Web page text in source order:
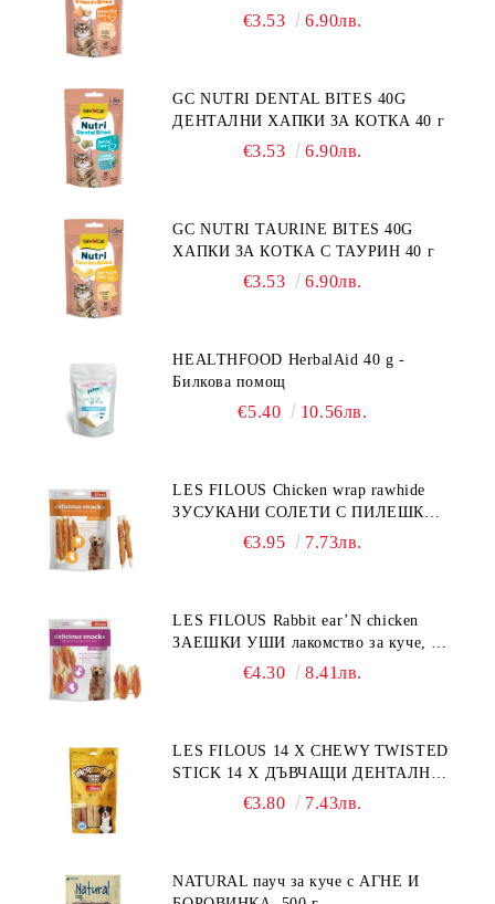
€3.53 6.90лв.
GC NUTRI DENTAL BITES 40G
ДЕНТАЛНИ ХАПКИ ЗА КОТКА 40 г
€3.53 6.90лв.
GC NUTRI TAURINE BITES 40G
ХАПКИ ЗА КОТКА С ТАУРИН 40 г
€3.53 6.90лв.
HEALTHFOOD HerbalAid 40 g -
Билкова помощ
€5.40 10.56лв.
LES FILOUS Chicken wrap rawhide
ЗУСУКАНИ СОЛЕТИ С ПИЛЕШКО,
лакомство за куче, 100 г
€3.95 7.73лв.
LES FILOUS Rabbit ear’N chicken
ЗАЕШКИ УШИ лакомство за куче, 50
€4.30 8.41лв.
LES FILOUS 14 X CHEWY TWISTED
STICK 14 X ДЪВЧАЩИ ДЕНТАЛНИ
СОЛЕТИ за куче, УВИТИ
€3.80 7.43лв.
NATURAL пауч за куче с АГНЕ И